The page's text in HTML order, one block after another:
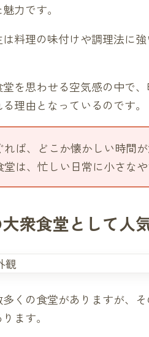
力です。
料理の味付けや調理法に
を思わせる空気感の中で
理由となっているのです。
れば、どこか懐かしい時間
堂は、忙しい日常に小さな
衆食堂として人
くの食堂がありますが、
ます。